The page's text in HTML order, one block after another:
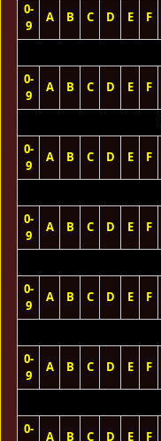
0-
9
A B C D E F
0-
9
A B C D E F
0-
9
A B C D E F
0-
9
A B C D E F
0-
9
A B C D E F
0-
9
A B C D E F
0-
A B C D E F